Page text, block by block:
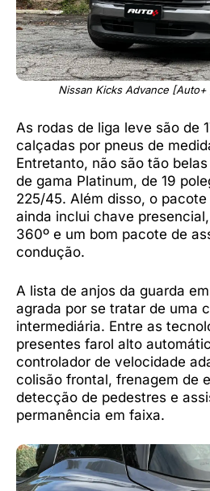
Nissan Kicks Advance [Auto+
As rodas de liga leve são de
calçadas por pneus de
Entretanto, não são tão
de gama Platinum, de 19
225/45. Além disso, o
ainda inclui chave
360º e um bom pacote de
condução.
A lista de anjos da guarda
agrada por se tratar de uma
intermediária. Entre as
presentes farol alto
controlador de velocidade
colisão frontal, frenagem de
detecção de pedestres e
permanência em faixa.